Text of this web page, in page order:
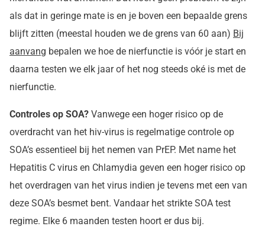
als dat in geringe mate is en je boven een bepaalde grens
blijft zitten (meestal houden we de grens van 60 aan) Bij
aanvang bepalen we hoe de nierfunctie is vóór je start en
daarna testen we elk jaar of het nog steeds oké is met de
nierfunctie.
Controles op SOA? Vanwege een hoger risico op de
overdracht van het hiv-virus is regelmatige controle op
SOA’s essentieel bij het nemen van PrEP. Met name het
Hepatitis C virus en Chlamydia geven een hoger risico op
het overdragen van het virus indien je tevens met een van
deze SOA’s besmet bent. Vandaar het strikte SOA test
regime. Elke 6 maanden testen hoort er dus bij.